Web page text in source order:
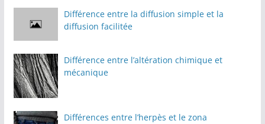
Différence entre la diffusion simple et la
diffusion facilitée
Différence entre l’altération chimique et
mécanique
Différences entre l’herpès et le zona